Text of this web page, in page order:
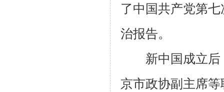
了中国共产党第
治报告。
新中国成立后
京市政协副主席